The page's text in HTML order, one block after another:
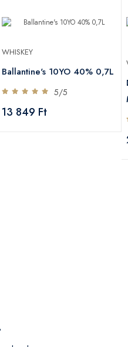
WHISKEY
Ballantine's 10YO 40% 0,7L
5/5
13 849 Ft